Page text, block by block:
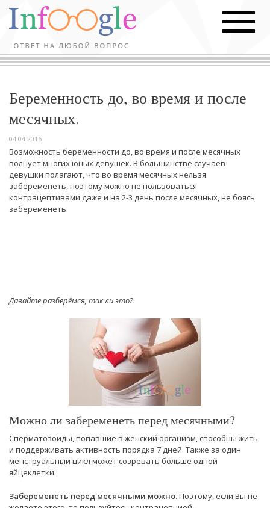
Беременность до, во время и после
месячных.
04.04.2016
Возможность беременности до, во время и после месячных
волнует многих юных девушек. В большинстве случаев
девушки полагают, что во время месячных нельзя
забеременеть, поэтому можно не пользоваться
контрацептивами даже и на 2-3 день после месячных, не боясь
забеременеть.
Давайте разберёмся, так ли это?
Можно ли забеременеть перед месячными?
Сперматозоиды, попавшие в женский организм, способны жить
и поддерживать активность порядка 7 дней. Также за один
менструальный цикл может созревать больше одной
яйцеклетки.
Забеременеть перед месячными можно. Поэтому, если Вы не